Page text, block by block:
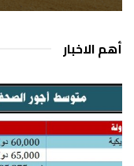
أهم الاخبار